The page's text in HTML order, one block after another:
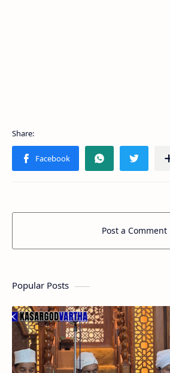
Post a Comment
Popular Posts